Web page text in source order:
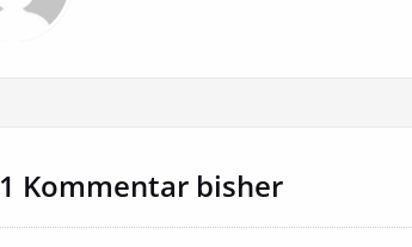
1 Kommentar bisher